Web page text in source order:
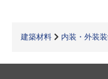
建築材料 内装・外装